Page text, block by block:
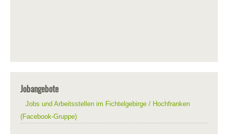
Jobangebote
Jobs und Arbeitsstellen im Fichtelgebirge / Hochfranken
(Facebook-Gruppe)